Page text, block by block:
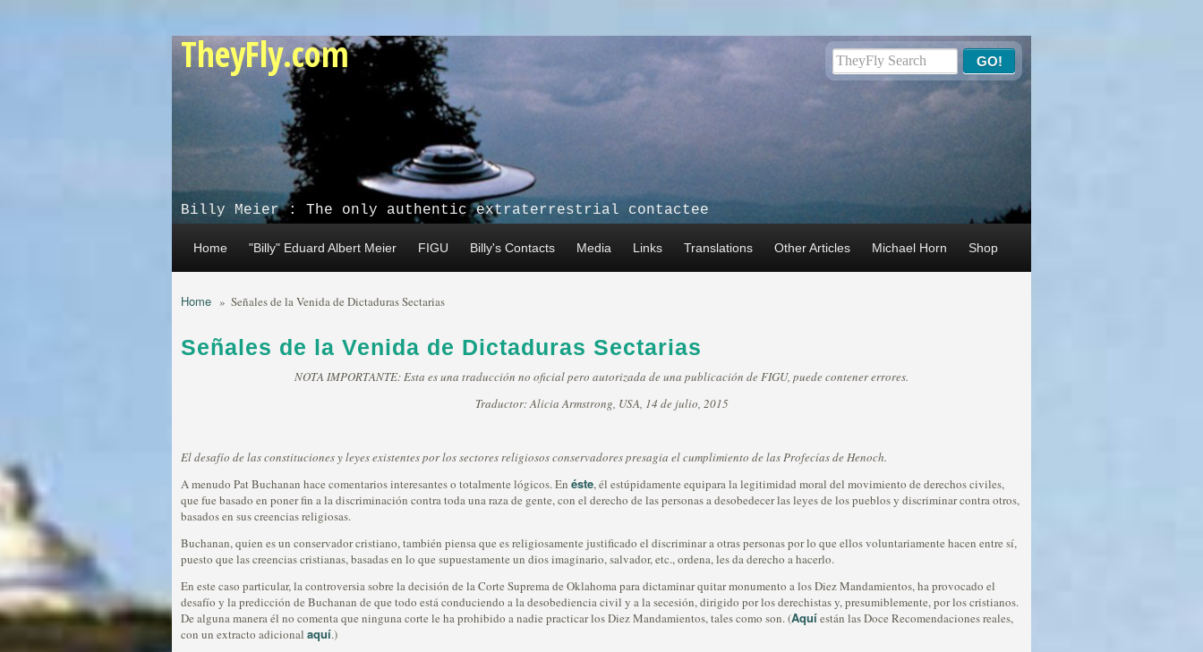
TheyFly.com
Billy Meier : The only authentic extraterrestrial contactee
Home "Billy" Eduard Albert Meier FIGU Billy's Contacts Media Links Translations Other Articles Michael Horn Shop
Home » Señales de la Venida de Dictaduras Sectarias
Señales de la Venida de Dictaduras Sectarias
NOTA IMPORTANTE: Esta es una traducción no oficial pero autorizada de una publicación de FIGU, puede contener errores.
Traductor: Alicia Armstrong, USA, 14 de julio, 2015
El desafío de las constituciones y leyes existentes por los sectores religiosos conservadores presagia el cumplimiento de las Profecías de Henoch.
A menudo Pat Buchanan hace comentarios interesantes o totalmente lógicos. En éste, él estúpidamente equipara la legitimidad moral del movimiento de derechos civiles,
que fue basado en poner fin a la discriminación contra toda una raza de gente, con el derecho de las personas a desobedecer las leyes de los pueblos y discriminar contra otros,
basados en sus creencias religiosas.
Buchanan, quien es un conservador cristiano, también piensa que es religiosamente justificado el discriminar a otras personas por lo que ellos voluntariamente hacen entre sí,
puesto que las creencias cristianas, basadas en lo que supuestamente un dios imaginario, salvador, etc., ordena, les da derecho a hacerlo.
En este caso particular, la controversia sobre la decisión de la Corte Suprema de Oklahoma para dictaminar quitar monumento a los Diez Mandamientos, ha provocado el
desafío y la predicción de Buchanan de que todo está conduciendo a la desobediencia civil y a la secesión, dirigido por los derechistas y, presumiblemente, por los cristianos.
De alguna manera él no comenta que ninguna corte le ha prohibido a nadie practicar los Diez Mandamientos, tales como son. (Aquíestán las Doce Recomendaciones reales,
con un extracto adicional aquí.)